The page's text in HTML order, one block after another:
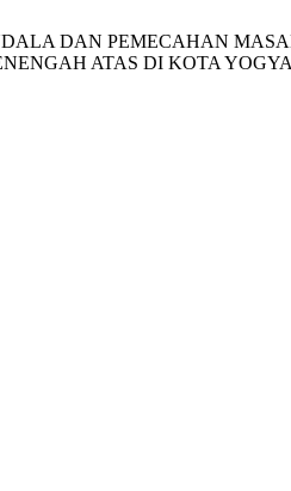
DAN PEMECAHAN
ATAS DI KOTA